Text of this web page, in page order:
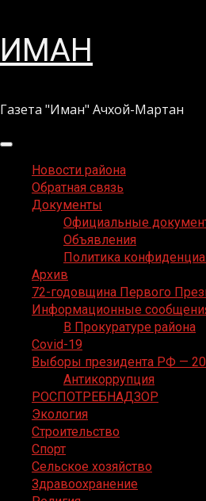
Перейти
кИМАН
Газета "Иман" Ачхой-Мартан
Основное
менюНовости района
Обратная связь
Документы
Официальные
Объявления
Политика
Архив
72-годовщина Первого
Информационные
В Прокуратуре района
Covid-19
Выборы президента РФ —
Антикоррупция
РОСПОТРЕБНАДЗОР
Экология
Строительство
Спорт
Сельское хозяйство
Здравоохранение